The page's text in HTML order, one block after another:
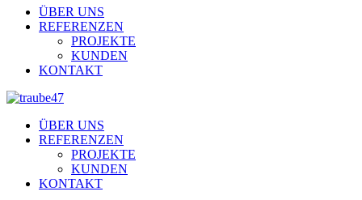
ÜBER UNS
REFERENZEN
PROJEKTE
KUNDEN
KONTAKT
ÜBER UNS
REFERENZEN
PROJEKTE
KUNDEN
KONTAKT